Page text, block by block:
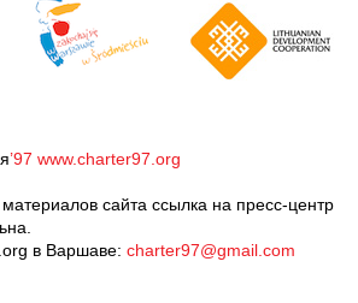
’97 www.charter97.org
сайта ссылка на пресс-центр
в Варшаве: charter97@gmail.com